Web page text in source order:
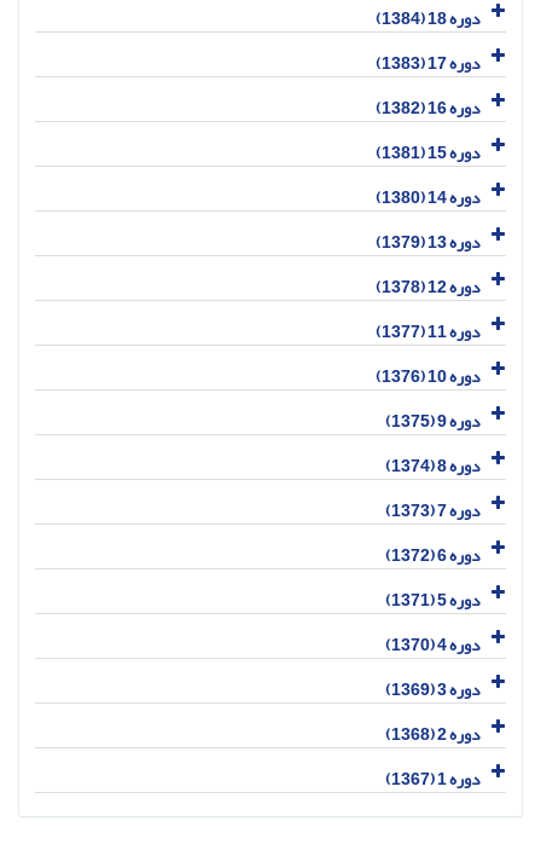
دوره 18 (1384)
دوره 17 (1383)
دوره 16 (1382)
دوره 15 (1381)
دوره 14 (1380)
دوره 13 (1379)
دوره 12 (1378)
دوره 11 (1377)
دوره 10 (1376)
دوره 9 (1375)
دوره 8 (1374)
دوره 7 (1373)
دوره 6 (1372)
دوره 5 (1371)
دوره 4 (1370)
دوره 3 (1369)
دوره 2 (1368)
دوره 1 (1367)